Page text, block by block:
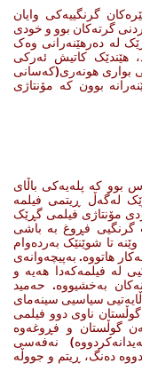
گرنگییەکی وایان
گرتەکان بوو و خودی
لە دەرهێنەرانی وەک
هێندێک کاتیش ئەرکی
بواری هونەری(کەسانی
بوون کە مۆنتاژی
بوو کە پلەیەکی باڵای
لەگەڵ ڕیتمی فیلمە
مۆنتاژی فیلمی گڕێک
گرنگیی فڕوغ بە باشی
تا شوێنێک بەردەوام
هاتووە. بەپیچەوانەی
لە فیلمەکەدا هەیە و
بەخشیووە. حەمید
سیاسیی سینەمای
گوڵستان ناوی دوو فیلمی
گوڵستان و فڕوغەوە
نەفەسی
دەنگ، ڕیتم و جووڵە